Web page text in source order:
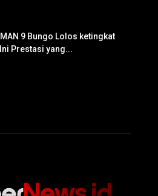
9 Bungo Lolos ketingkat
Prestasi yang...